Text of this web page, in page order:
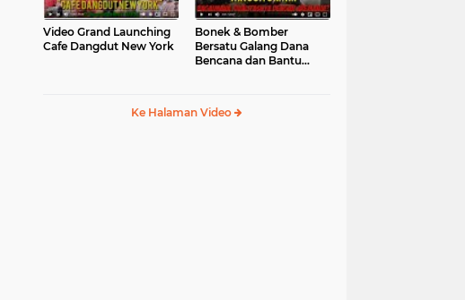
Video Grand Launching
Cafe Dangdut New York
Bonek & Bomber
Bersatu Galang Dana
Bencana dan Bantu
Ke Halaman Video